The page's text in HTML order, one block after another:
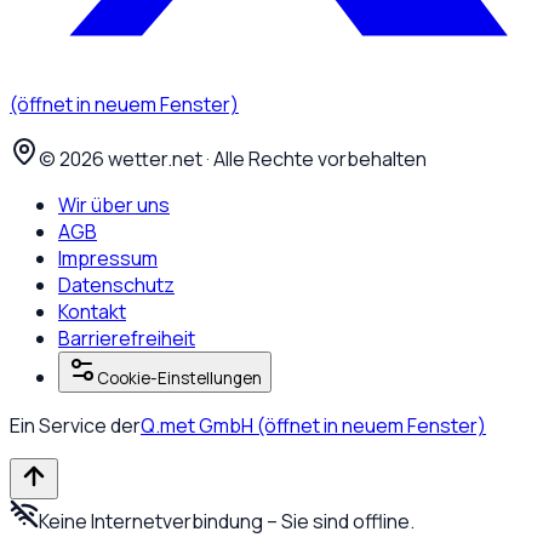
(öffnet in neuem Fenster)
©2026wetter.net · Alle Rechte vorbehalten
Wir über uns
AGB
Impressum
Datenschutz
Kontakt
Barrierefreiheit
Cookie-Einstellungen
Ein Service derQ.met GmbH (öffnet in neuem Fenster)
Keine Internetverbindung – Sie sind offline.